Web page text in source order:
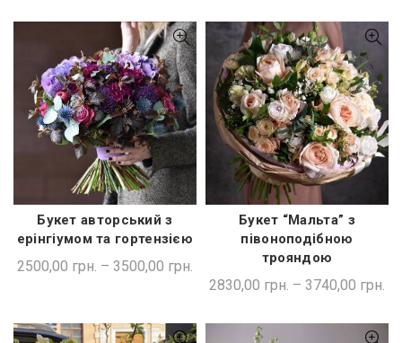
ШВИДКА ПОКУПКА
Букет авторський з
ерінгіумом та гортензією
2500,00 грн. – 3500,00 грн.
ШВИДКА ПОКУПКА
Букет “Мальта” з
півоноподібною
трояндою
2830,00 грн. – 3740,00 грн.